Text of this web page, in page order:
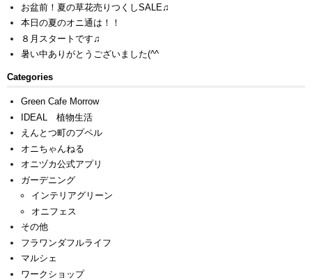
お盆前！夏の草花売りつくしSALE♫
本日の夏のオニ通は！！
８月スタートです♫
暑い中ありがとうございました(^^ゞ
Categories
Green Cafe Morrow
IDEAL 植物生活
えんとつ町のプペル
オニちゃんねる
オニヅカ公式アプリ
ガーデニング
インテリアグリーン
オニフェス
その他
フラワンダフルライフ
マルシェ
ワークショップ